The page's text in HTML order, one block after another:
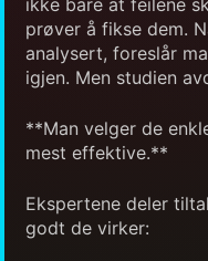
prøver å fikse dem.
analysert, foreslår
igjen. Men studien
**Man velger de
mest effektive.**
Ekspertene deler
godt de virker: